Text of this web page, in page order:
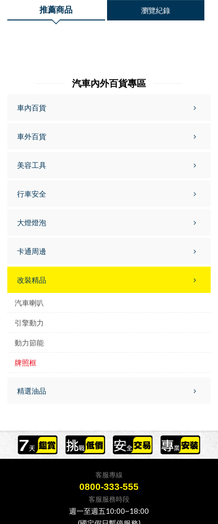
推薦商品 瀏覽紀錄
汽車內外百貨專區
車內百貨
車外百貨
美容工具
行車安全
大燈燈泡
卡通周邊
改裝精品
汽車喇叭
引擎動力
動力節能
牌照框
精選油品
客服專線
0800-333-555
客服服務時段
週一至週五10:00~18:00